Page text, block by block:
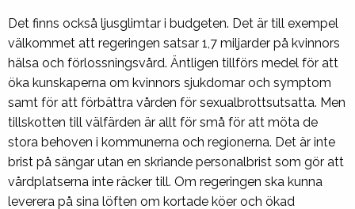
Det finns också ljusglimtar i budgeten. Det är till exempel
välkommet att regeringen satsar 1,7 miljarder på kvinnors
hälsa och förlossningsvård. Äntligen tillförs medel för att
öka kunskaperna om kvinnors sjukdomar och symptom
samt för att förbättra vården för sexualbrottsutsatta. Men
tillskotten till välfärden är allt för små för att möta de
stora behoven i kommunerna och regionerna. Det är inte
brist på sängar utan en skriande personalbrist som gör att
vårdplatserna inte räcker till. Om regeringen ska kunna
leverera på sina löften om kortade köer och ökad